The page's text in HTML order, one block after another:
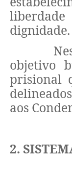
dignidade.
objetivo
prisional
aos
2.